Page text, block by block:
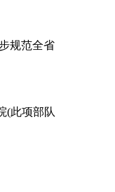
规范全省
(此项部队